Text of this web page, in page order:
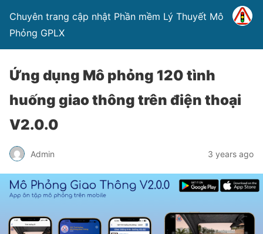
Chuyên trang cập nhật Phần mềm Lý Thuyết Mô
Phỏng GPLX
Ứng dụng Mô phỏng 120 tình
huống giao thông trên điện thoại
V2.0.0
Admin 3 years ago